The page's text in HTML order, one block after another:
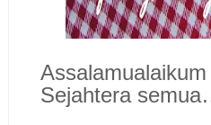
Sejahtera